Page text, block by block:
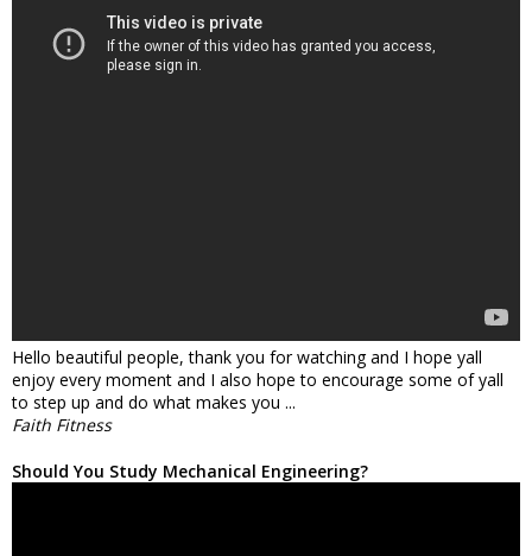
Hello beautiful people, thank you for watching and I hope yall
enjoy every moment and I also hope to encourage some of yall
to step up and do what makes you ...
Faith Fitness
Should You Study Mechanical Engineering?